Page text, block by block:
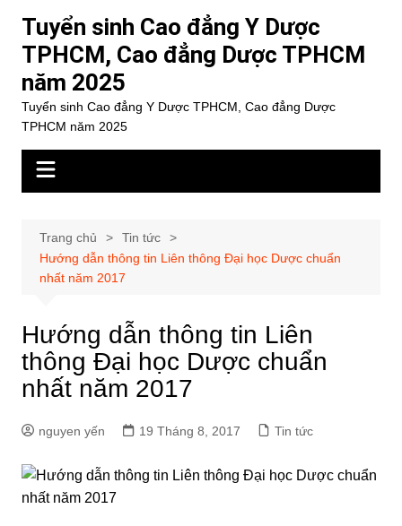
dung
Tuyển sinh Cao đẳng Y Dược
TPHCM, Cao đẳng Dược TPHCM
năm 2025
Tuyển sinh Cao đẳng Y Dược TPHCM, Cao đẳng Dược
TPHCM năm 2025
Trang chủ
Tin tức
Hướng dẫn thông tin Liên thông Đại học Dược chuẩn
nhất năm 2017
Hướng dẫn thông tin Liên
thông Đại học Dược chuẩn
nhất năm 2017
nguyen yến 19 Tháng 8, 2017 Tin tức